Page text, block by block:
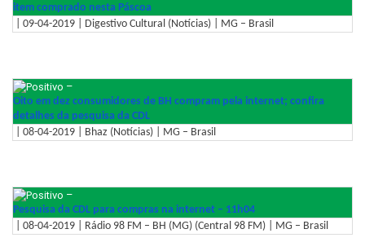
item comprado nesta Páscoa
| 09-04-2019 | Digestivo Cultural (Notícias) | MG – Brasil
–
Oito em dez consumidores de BH compram pela internet; confira
detalhes da pesquisa da CDL
| 08-04-2019 | Bhaz (Notícias) | MG – Brasil
–
Pesquisa da CDL para compras na internet – 11h04
| 08-04-2019 | Rádio 98 FM – BH (MG) (Central 98 FM) | MG – Brasil